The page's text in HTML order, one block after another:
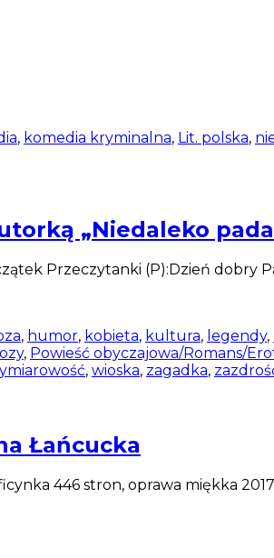
, komedia kryminalna, Lit. polska,
„Niedaleko
Przeczytanki (P):Dzień dobry
, humor, kobieta, kultura, legendy,
, Powieść obyczajowa/Romans/
, wioska, zagadka,
Łańcucka
446 stron, oprawa miękka